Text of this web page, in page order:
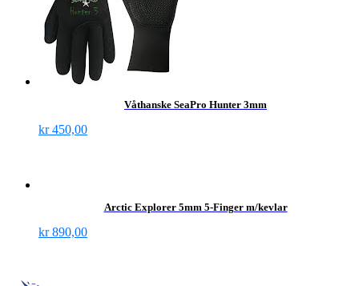
Våthanske SeaPro Hunter 3mm
kr450,00
Arctic Explorer 5mm 5-Finger m/kevlar
kr890,00